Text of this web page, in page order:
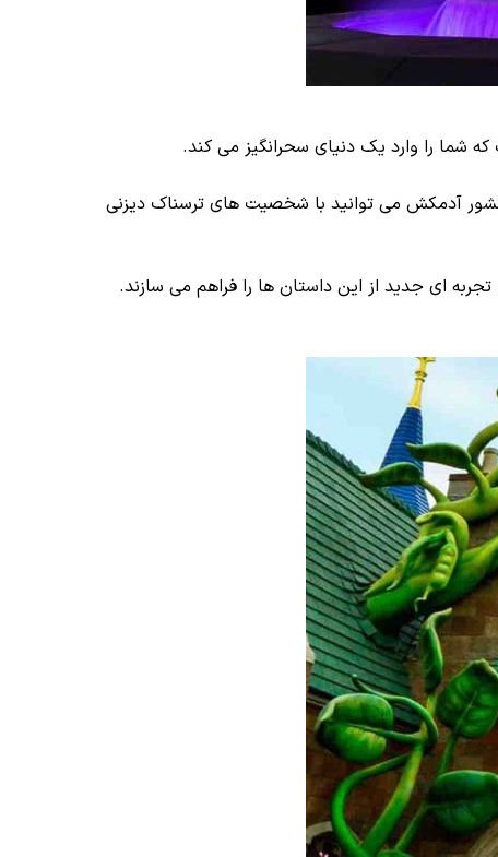
شما را وارد یک دنیای سحرانگیز می کند.
آدمکش می توانید با شخصیت های ترسناک دیزنی
ای جدید از این داستان ها را فراهم می سازند.